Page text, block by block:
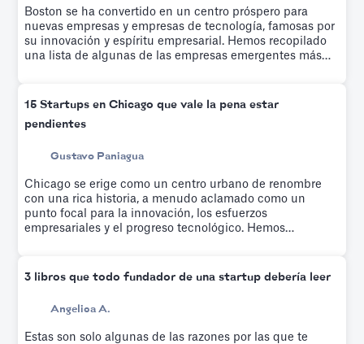
Boston se ha convertido en un centro próspero para
nuevas empresas y empresas de tecnología, famosas por
su innovación y espíritu empresarial. Hemos recopilado
una lista de algunas de las empresas emergentes más
15 Startups en Chicago que vale la pena estar
pendientes
Gustavo Paniagua
Chicago se erige como un centro urbano de renombre
con una rica historia, a menudo aclamado como un
punto focal para la innovación, los esfuerzos
empresariales y el progreso tecnológico. Hemos
3 libros que todo fundador de una startup debería leer
Angelica A.
Estas son solo algunas de las razones por las que te